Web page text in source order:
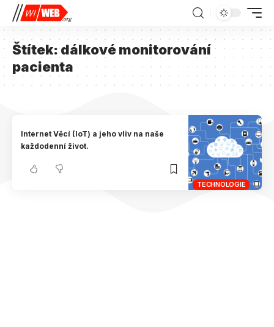
Štítek:dálkové monitorování
pacienta
TECHNOLOGIE
Internet Věcí (IoT) a jeho vliv na naše
každodenní život.